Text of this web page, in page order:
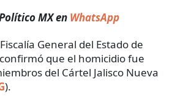
MX en WhatsApp
General del Estado de
que el homicidio fue
del Cártel Jalisco Nueva
).